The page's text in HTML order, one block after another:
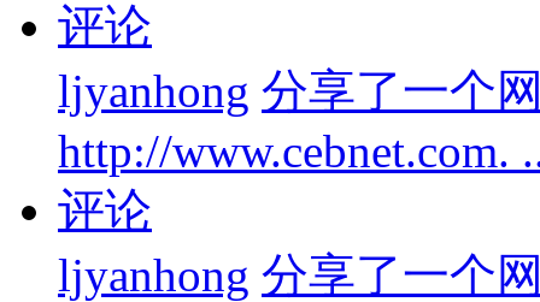
评论
ljyanhong 分享了一个
http://www.cebnet.com.
评论
ljyanhong 分享了一个